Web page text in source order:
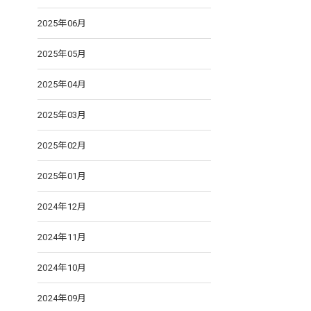
2025年06月
2025年05月
2025年04月
2025年03月
2025年02月
2025年01月
2024年12月
2024年11月
2024年10月
2024年09月